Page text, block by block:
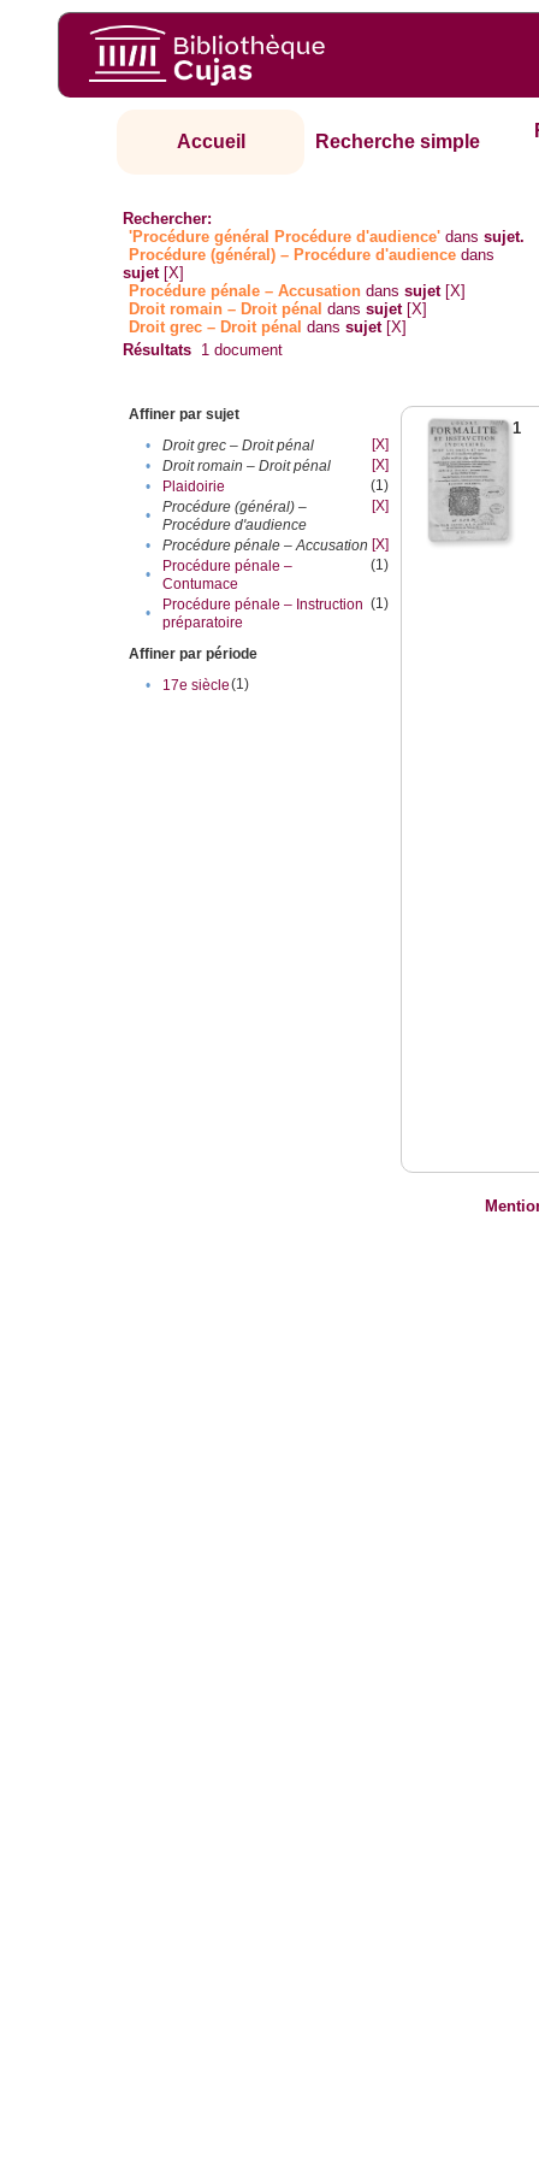
Accueil Recherche simple
Rechercher:
'Procédure général Procédure d'audience' danssujet.
Procédure (général) – Procédure d'audience dans
sujet [X]
Procédure pénale – Accusation danssujet [X]
Droit romain – Droit pénal danssujet [X]
Droit grec – Droit pénal danssujet [X]
Résultats 1 document
Affiner par sujet
•
Droit grec – Droit pénal
[X]
•
Droit romain – Droit pénal
[X]
•
Plaidoirie
(1)
•
Procédure (général) –
Procédure d'audience
[X]
• Procédure pénale – Accusation [X]
•
Procédure pénale –
Contumace
(1)
•
Procédure pénale – Instruction
préparatoire
(1)
Affiner par période
•
17e siècle(1)
1